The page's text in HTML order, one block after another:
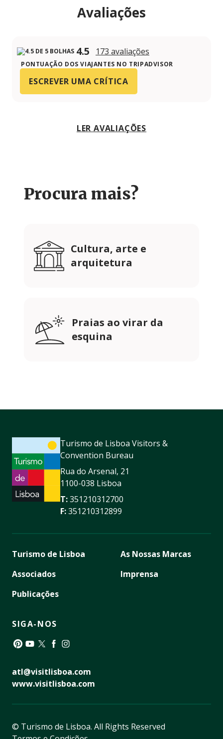
Avaliações
4.5 173 avaliações
PONTUAÇÃO DOS VIAJANTES NO TRIPADVISOR
ESCREVER UMA CRÍTICA
LER AVALIAÇÕES
Procura mais?
Cultura, arte e
arquitetura
Praias ao virar da
esquina
Turismo de Lisboa Visitors &
Convention Bureau
Rua do Arsenal, 21
1100-038 Lisboa
T:351210312700
F:351210312899
Turismo de Lisboa
Associados
Publicações
As Nossas Marcas
Imprensa
SIGA-NOS
atl@visitlisboa.com
www.visitlisboa.com
© Turismo de Lisboa. All Rights Reserved